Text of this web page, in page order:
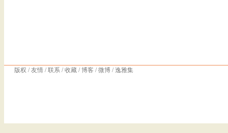
版权 /友情 /联系 /收藏 /博客 /微博 /逸雅集